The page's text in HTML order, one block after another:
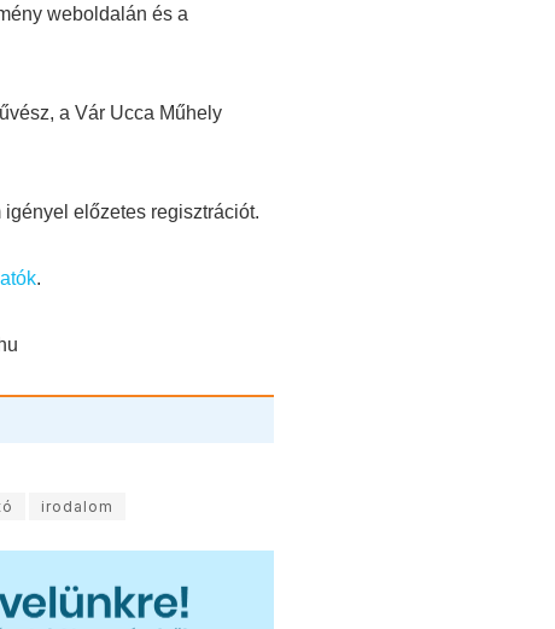
weboldalán és a
a Vár Ucca Műhely
előzetes regisztrációt.
.
irodalom